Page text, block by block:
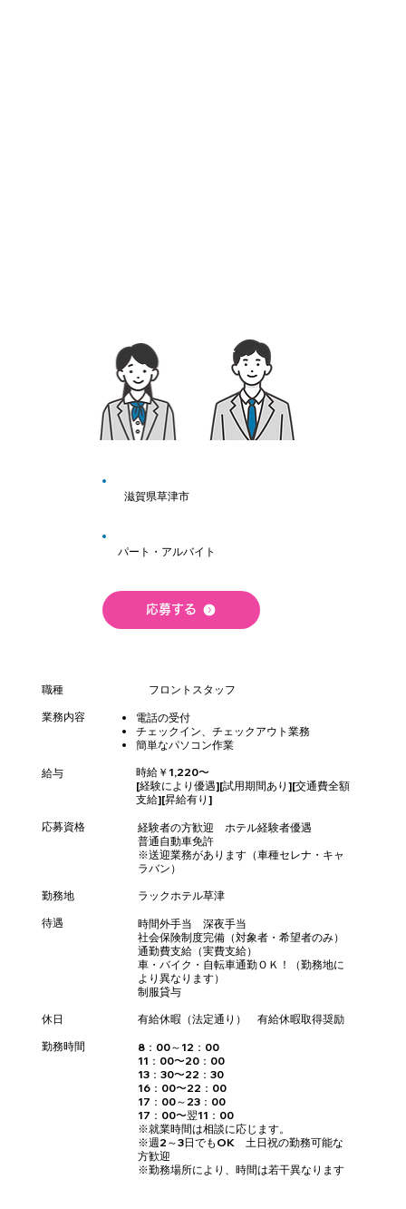
滋賀県草津市
パート・アルバイト
応募する
職種
フロントスタッフ
業務内容
電話の受付
チェックイン、チェックアウト業務 ​
簡単なパソコン作業
給与
時給￥1,220〜
[経験により優遇][試用期間あり][交通費全額
支給][昇給有り]
応募資格
経験者の方歓迎 ホテル経験者優遇
普通自動車免許
※送迎業務があります（車種セレナ・キャ
ラバン）
​勤務地
ラックホテル草津
待遇
時間外手当 深夜手当
社会保険制度完備（対象者・希望者のみ）
通勤費支給（実費支給）
車・バイク・自転車通勤ＯＫ！（勤務地に
より異なります）
制服貸与
休日
有給休暇（法定通り） 有給休暇取得奨励
勤務時間
8：00～12：00
11：00〜20：00
13：30〜22：30
16：00〜22：00
17：00～23：00
17：00〜翌11：00
※就業時間は相談に応じます。
※週2～3日でもOK 土日祝の勤務可能な
方歓迎
※勤務場所により、時間は若干異なります